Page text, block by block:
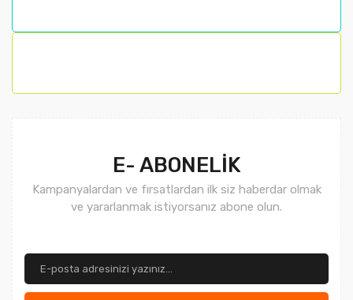
Bu ürüne benzer farklı alternatifler olmalı.
E- ABONELİK
Kampanyalardan ve fırsatlardan ilk siz haberdar olmak
ve yararlanmak istiyorsanız abone olun.